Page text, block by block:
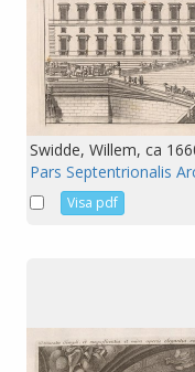
Swidde, Willem, ca
Pars Septentrionalis
Visa pdf